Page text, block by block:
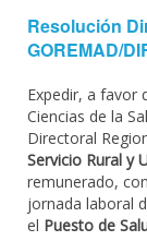
Resolución
GOREMAD/
Expedir, a favor
Ciencias de la
Directoral
Servicio Rural y
remunerado,
jornada laboral
el Puesto de